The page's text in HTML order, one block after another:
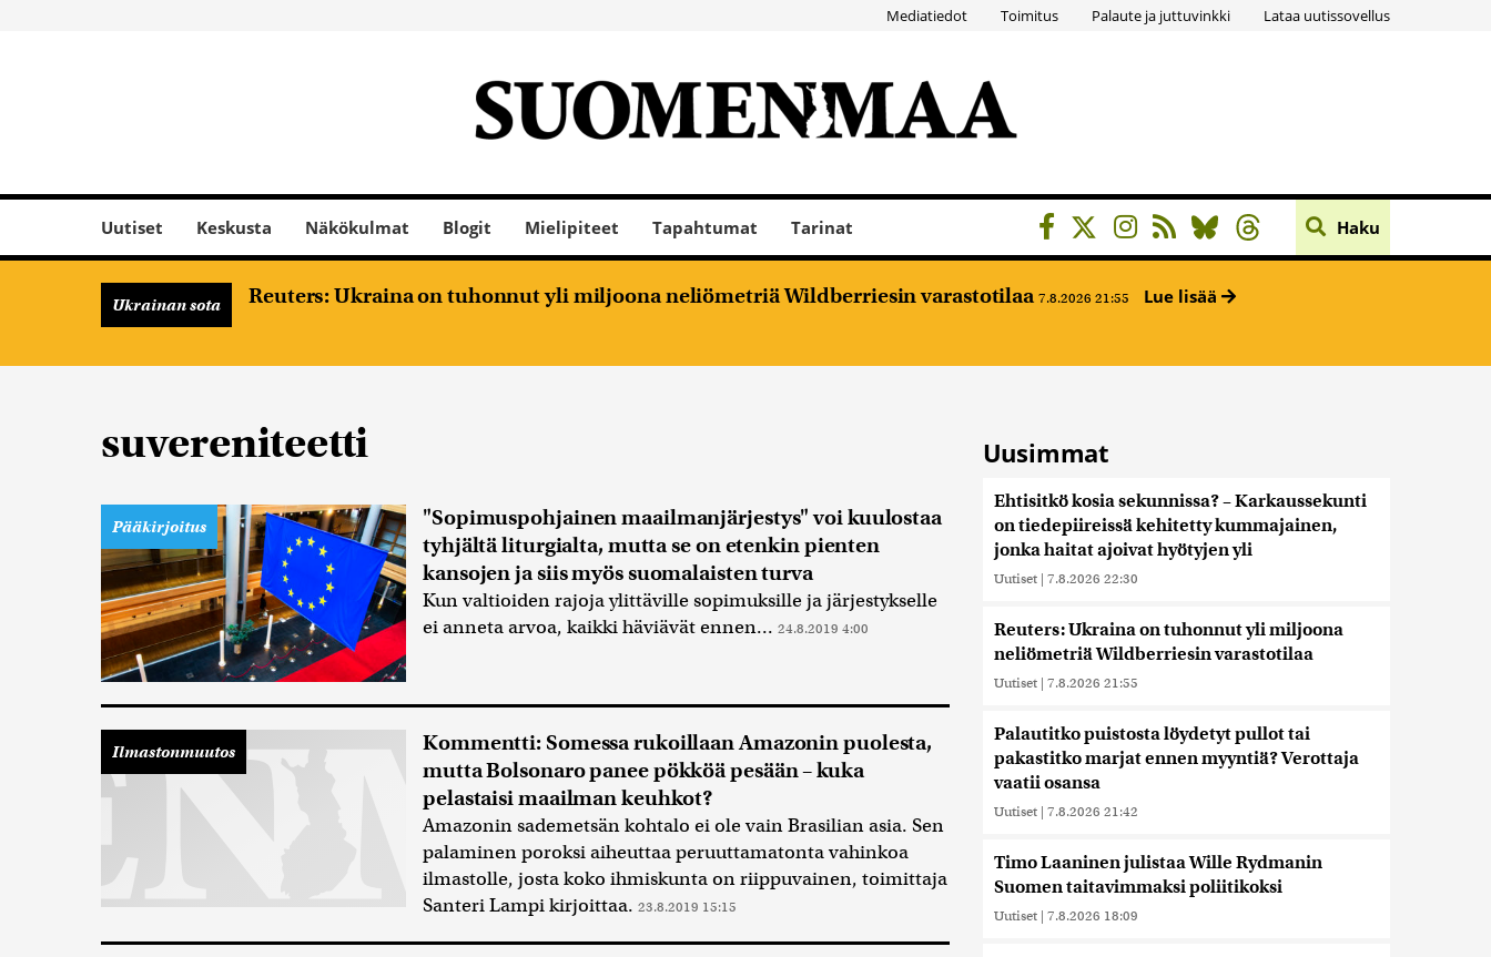
Mediatiedot Toimitus Palaute ja juttuvinkki Lataa uutissovellus
Uutiset Keskusta Näkökulmat Blogit Mielipiteet Tapahtumat Tarinat Haku
Ukrainan sota Reuters: Ukraina on tuhonnut yli miljoona neliömetriä Wildberriesin varastotilaa 7.8.2026 21:55 Lue lisää
suvereniteetti
Pääkirjoitus
"Sopimuspohjainen maailmanjärjestys" voi kuulostaa
tyhjältä liturgialta, mutta se on etenkin pienten
kansojen ja siis myös suomalaisten turva
Kun valtioiden rajoja ylittäville sopimuksille ja järjestykselle
ei anneta arvoa, kaikki häviävät ennen... 24.8.2019 4:00
Ilmastonmuutos
Kommentti: Somessa rukoillaan Amazonin puolesta,
mutta Bolsonaro panee pökköä pesään – kuka
pelastaisi maailman keuhkot?
Amazonin sademetsän kohtalo ei ole vain Brasilian asia. Sen
palaminen poroksi aiheuttaa peruuttamatonta vahinkoa
ilmastolle, josta koko ihmiskunta on riippuvainen, toimittaja
Santeri Lampi kirjoittaa. 23.8.2019 15:15
Uusimmat
Ehtisitkö kosia sekunnissa? – Karkaussekunti
on tiedepiireissä kehitetty kummajainen,
jonka haitat ajoivat hyötyjen yli
Uutiset | 7.8.2026 22:30
Reuters: Ukraina on tuhonnut yli miljoona
neliömetriä Wildberriesin varastotilaa
Uutiset | 7.8.2026 21:55
Palautitko puistosta löydetyt pullot tai
pakastitko marjat ennen myyntiä? Verottaja
vaatii osansa
Uutiset | 7.8.2026 21:42
Timo Laaninen julistaa Wille Rydmanin
Suomen taitavimmaksi poliitikoksi
Uutiset | 7.8.2026 18:09